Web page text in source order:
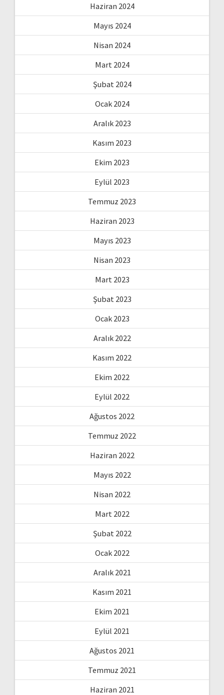
Haziran 2024
Mayıs 2024
Nisan 2024
Mart 2024
Şubat 2024
Ocak 2024
Aralık 2023
Kasım 2023
Ekim 2023
Eylül 2023
Temmuz 2023
Haziran 2023
Mayıs 2023
Nisan 2023
Mart 2023
Şubat 2023
Ocak 2023
Aralık 2022
Kasım 2022
Ekim 2022
Eylül 2022
Ağustos 2022
Temmuz 2022
Haziran 2022
Mayıs 2022
Nisan 2022
Mart 2022
Şubat 2022
Ocak 2022
Aralık 2021
Kasım 2021
Ekim 2021
Eylül 2021
Ağustos 2021
Temmuz 2021
Haziran 2021